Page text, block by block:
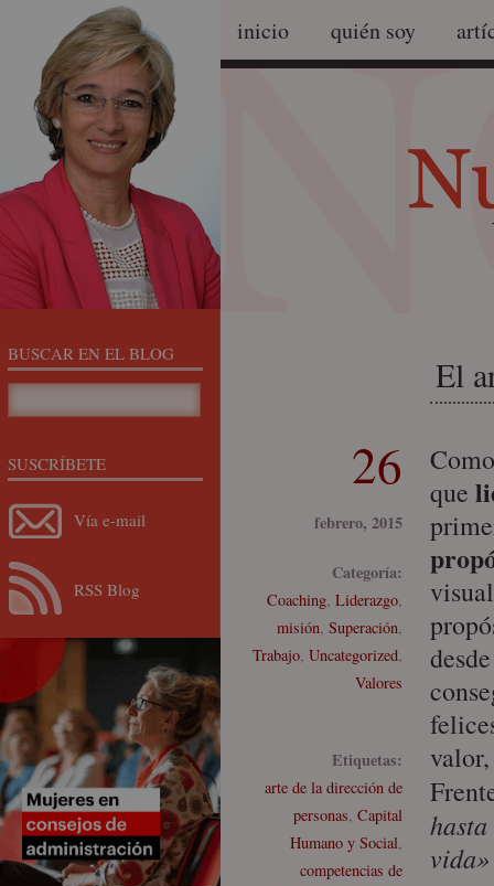
inicio quién soy
El
26
febrero, 2015
Categoría:
Coaching, Liderazgo,
misión, Superación,
Trabajo, Uncategorized,
Valores
Etiquetas:
arte de la dirección de
personas, Capital
Humano y Social,
competencias de
que
BUSCAR EN EL BLOG
SUSCRÍBETE
Vía e-mail
RSS Blog